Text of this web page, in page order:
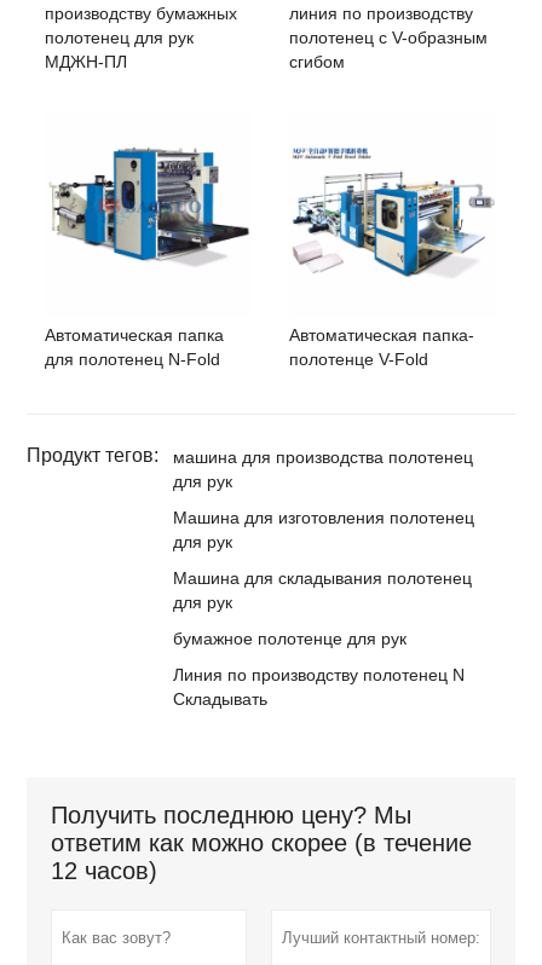
производству бумажных
полотенец для рук
МДЖН-ПЛ
линия по производству
полотенец с V-образным
сгибом
Автоматическая папка
для полотенец N-Fold
Автоматическая папка-
полотенце V-Fold
Продукт тегов:
машина для производства полотенец
для рук
Машина для изготовления полотенец
для рук
Машина для складывания полотенец
для рук
бумажное полотенце для рук
Линия по производству полотенец N
Складывать
Получить последнюю цену? Мы
ответим как можно скорее (в течение
12 часов)